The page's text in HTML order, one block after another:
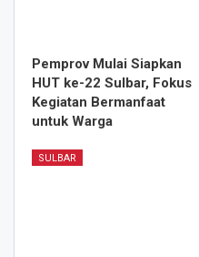
Pemprov Mulai Siapkan
HUT ke-22 Sulbar, Fokus
Kegiatan Bermanfaat
untuk Warga
SULBAR